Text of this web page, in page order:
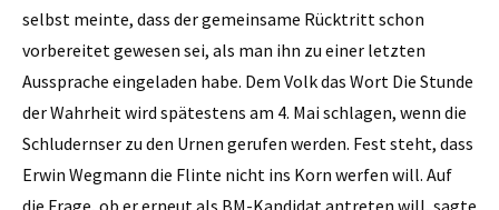
selbst meinte, dass der gemeinsame Rücktritt schon
vorbereitet gewesen sei, als man ihn zu einer letzten
Aussprache eingeladen habe. Dem Volk das Wort Die Stunde
der Wahrheit wird spätestens am 4. Mai schlagen, wenn die
Schludernser zu den Urnen gerufen werden. Fest steht, dass
Erwin Wegmann die Flinte nicht ins Korn werfen will. Auf
die Frage, ob er erneut als BM-Kandidat antreten will, sagte